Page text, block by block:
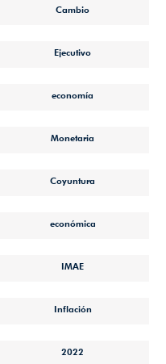
Cambio
Ejecutivo
economía
Monetaria
Coyuntura
económica
IMAE
Inflación
2022